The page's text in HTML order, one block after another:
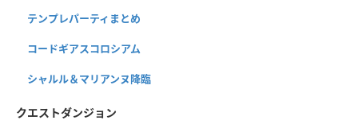
テンプレパーティまとめ
コードギアスコロシアム
シャルル＆マリアンヌ降臨
クエストダンジョン